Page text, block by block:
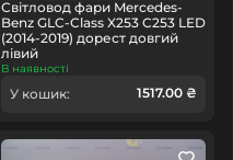
Світловод фари Mercedes-
Benz GLC-Class X253 C253 LED
(2014-2019) дорест довгий
лівий
В наявності
У кошик: 1517.00 ₴